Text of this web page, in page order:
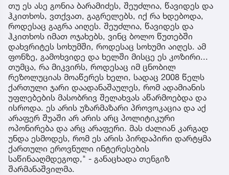
თუ ეს ასე გონია ბარამიძეს, შეუძლია, წავიდეს და
ჰკითხოს, ვთქვათ, გაგრელებს, იქ რა ხდებოდა,
როდესაც გაგრა აიღეს. შეუძლია, წავიდეს და
ჰკითხოს იმათ ოჯახებს, ვინც ბოლო წუთებში
დახვრიტეს სოხუმში, როდესაც სოხუმი აიღეს. ამ
ფონზე, გამოხვიდე და ხელში მისცე ეს კოზირი...
თუმცა, რა მიკვირს, როდესაც იმ ცნობილ
რეზოლუციას მოაწერეს ხელი, სადაც 2008 წელს
ქართული ჯარი დაადანაშაულეს, რომ ადამიანის
უფლებების მასობრივ შელახვას აწარმოებდა და
ისროდა. ეს არის უზარმაზარი პროვოკაცია და აქ
არაფერ შუაში არ არის არც პოლიტიკური
ოპონირება და არც არაფერი. მას ძალიან კარგად
უნდა ესმოდეს, რომ ეს არის პირდაპირი დარტყმა
ქართული ეროვნული ინტერესების
საწინააღმდეგოდ," - განაცხადა თენგიზ
შარმანაშვილმა.